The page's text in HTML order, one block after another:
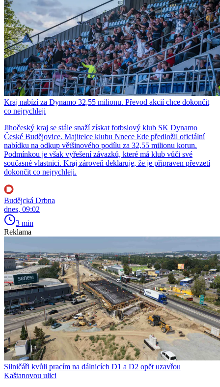
Kraj nabízí za Dynamo 32,55 milionu. Převod akcií chce dokončit
co nejrychleji
Jihočeský kraj se stále snaží získat fotbslový klub SK Dynamo
České Budějovice. Majitelce klubu Nnece Ede předložil oficiální
nabídku na odkup většinového podílu za 32,55 milionu korun.
Podmínkou je však vyřešení závazků, které má klub vůči své
současné vlastnici. Kraj zároveň deklaruje, že je připraven převzetí
dokončit co nejrychleji.
Budějcká Drbna
dnes, 09:02
3 min
Reklama
Silničáři kvůli pracím na dálnicích D1 a D2 opět uzavřou
Kaštanovou ulici